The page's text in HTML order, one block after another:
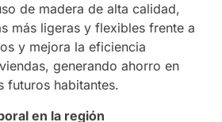
de madera de alta calidad,
más ligeras y flexibles frente a
y mejora la eficiencia
generando ahorro en
futuros habitantes.
en la región